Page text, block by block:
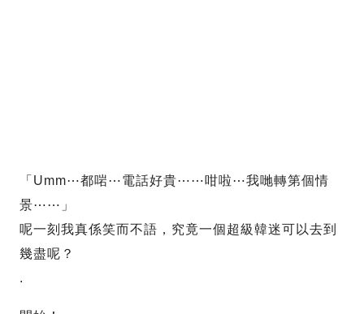
「Umm⋯都啱⋯電話好貴⋯⋯咁啦⋯我哋轉第個情
景⋯⋯」
呢一刻我真係笑而不語，究竟一個超級韓迷可以去到
幾盡呢？
.